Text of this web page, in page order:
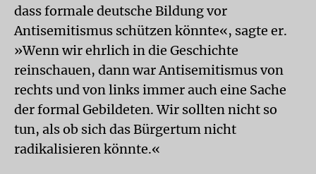
dass formale deutsche Bildung vor
Antisemitismus schützen könnte«, sagte er.
»Wenn wir ehrlich in die Geschichte
reinschauen, dann war Antisemitismus von
rechts und von links immer auch eine Sache
der formal Gebildeten. Wir sollten nicht so
tun, als ob sich das Bürgertum nicht
radikalisieren könnte.«